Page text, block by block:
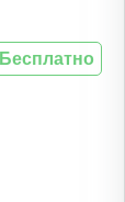
Бесплатно